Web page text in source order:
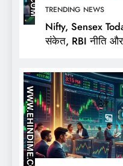
TRENDING NEWS
Nifty, Sensex
संकेत, RBI नीति और